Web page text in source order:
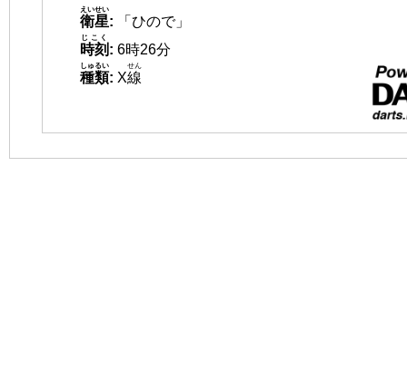
衛星
えいせい
:
「ひので」
時刻
じこく
: 6時26分
種類
しゅるい
: X線
せん